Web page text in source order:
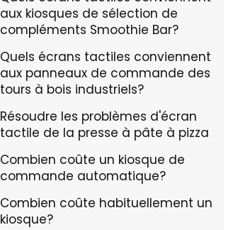
aux kiosques de sélection de
compléments Smoothie Bar?
Quels écrans tactiles conviennent
aux panneaux de commande des
tours à bois industriels?
Résoudre les problèmes d'écran
tactile de la presse à pâte à pizza
Combien coûte un kiosque de
commande automatique?
Combien coûte habituellement un
kiosque?